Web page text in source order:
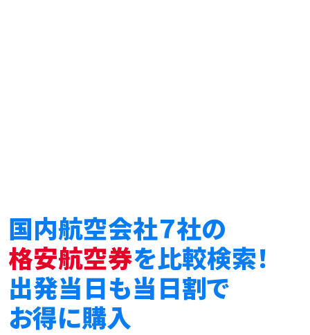
国内航空会社７社の
格安航空券を比較検索！
出発当日も当日割で
お得に購入